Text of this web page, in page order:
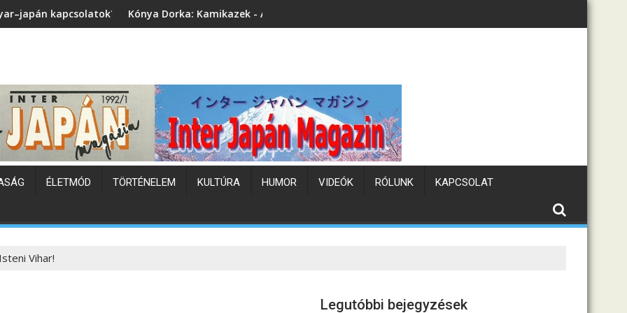
Kónya Dorka: Kamikazek - A Busidó fiai (könyvbemutató)
ÉLETMÓD TÖRTÉNELEM KULTÚRA HUMOR VIDEÓK RÓLUNK KAPCSOLAT
Vihar!
Legutóbbi bejegyzések